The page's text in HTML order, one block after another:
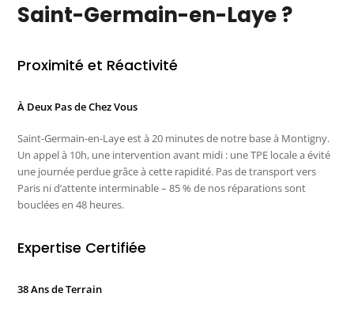
Saint-Germain-en-Laye ?
Proximité et Réactivité
À Deux Pas de Chez Vous
Saint-Germain-en-Laye est à 20 minutes de notre base à Montigny.
Un appel à 10h, une intervention avant midi : une TPE locale a évité
une journée perdue grâce à cette rapidité. Pas de transport vers
Paris ni d’attente interminable – 85 % de nos réparations sont
bouclées en 48 heures.
Expertise Certifiée
38 Ans de Terrain